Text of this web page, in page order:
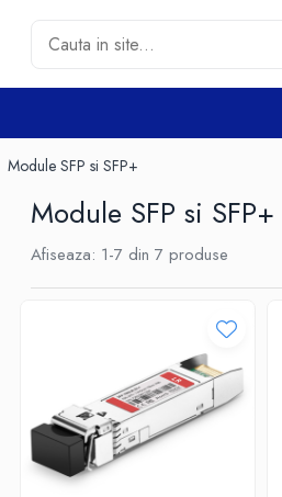
Module SFP si SFP+
Module SFP si SFP+
Afiseaza: 1-7 din 7 produse